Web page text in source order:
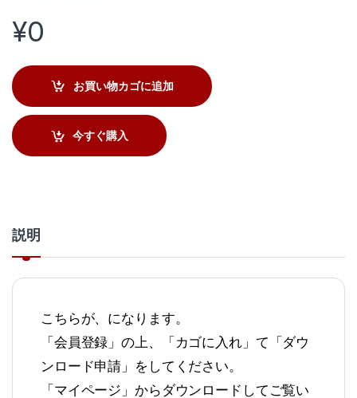
¥0
お買い物カゴに追加
今すぐ購入
説明
こちらが、になります。
「会員登録」の上、「カゴに入れ」て「ダウ
ンロード申請」をしてください。
「マイページ」からダウンロードしてご覧い